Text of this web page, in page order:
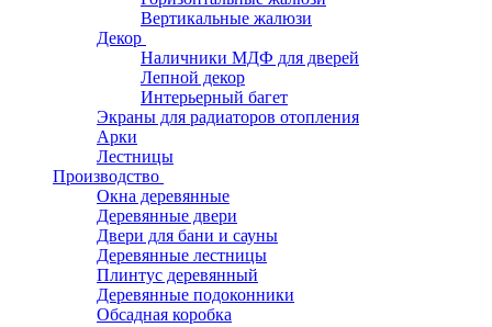
Вертикальные жалюзи
Декор
Наличники МДФ для дверей
Лепной декор
Интерьерный багет
Экраны для радиаторов отопления
Арки
Лестницы
Производство
Окна деревянные
Деревянные двери
Двери для бани и сауны
Деревянные лестницы
Плинтус деревянный
Деревянные подоконники
Обсадная коробка